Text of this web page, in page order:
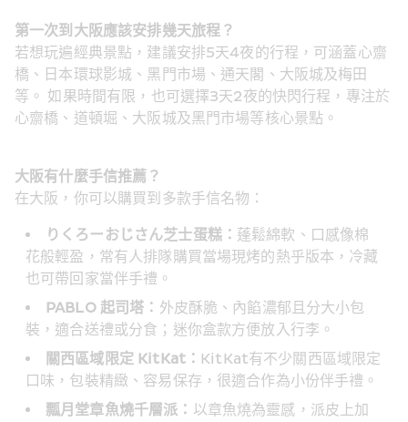
第一次到大阪應該安排幾天旅程？
若想玩遍經典景點，建議安排5天4夜的行程，可涵蓋心齋
橋、日本環球影城、黑門市場、通天閣、大阪城及梅田
等。 如果時間有限，也可選擇3天2夜的快閃行程，專注於
心齋橋、道頓堀、大阪城及黑門市場等核心景點。
大阪有什麼手信推薦？
在大阪，你可以購買到多款手信名物：
りくろーおじさん芝士蛋糕： 蓬鬆綿軟、口感像棉
花般輕盈，常有人排隊購買當場現烤的熱乎版本，冷藏
也可帶回家當伴手禮。
PABLO 起司塔： 外皮酥脆、內餡濃郁且分大小包
裝，適合送禮或分食；迷你盒款方便放入行李。
關西區域限定 KitKat： KitKat有不少關西區域限定
口味，包裝精緻、容易保存，很適合作為小份伴手禮。
瓢月堂章魚燒千層派： 以章魚燒為靈感，派皮上加